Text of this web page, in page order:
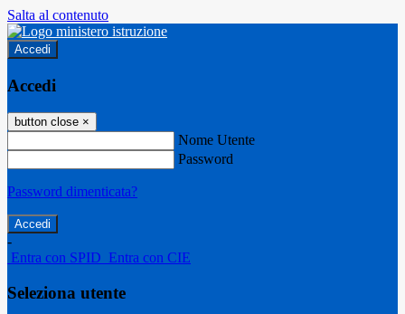
Salta al contenuto
Accedi
Accedi
button close ×
Nome Utente
Password
Password dimenticata?
-
Entra con SPID Entra con CIE
Seleziona utente